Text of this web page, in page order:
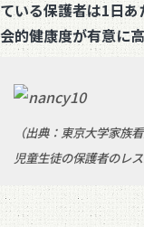
ている保護者は1日あ
会的健康度が有意に
（出典：東京大学家族
児童生徒の保護者のレ